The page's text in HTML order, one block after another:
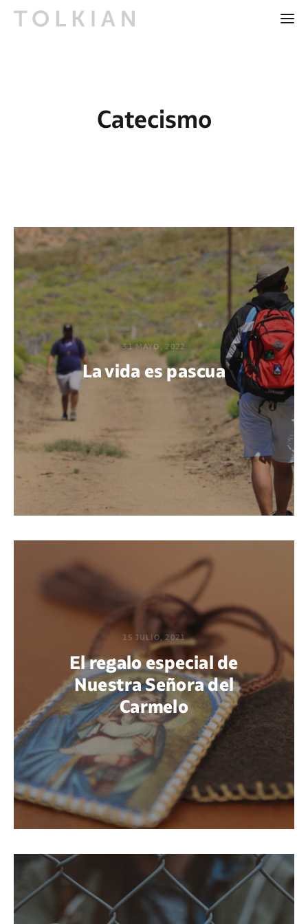
Catecismo
31 MAYO, 2022
La vida es pascua
POR MARÍA PAOLA BERTEL
15 JULIO, 2021
El regalo especial de
Nuestra Señora del
Carmelo
POR MARÍA PAOLA BERTEL